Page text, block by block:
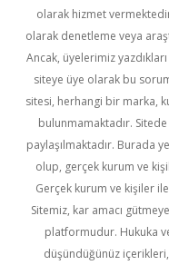
olarak hizmet
olarak denetleme veya
Ancak, üyelerimiz
siteye üye olarak bu
sitesi, herhangi bir marka,
bulunmamaktadır. Sitede
paylaşılmaktadır. Burada
olup, gerçek kurum ve
Gerçek kurum ve kişiler
Sitemiz, kar amacı
platformudur. Hukuka
düşündüğünüz içerikleri,